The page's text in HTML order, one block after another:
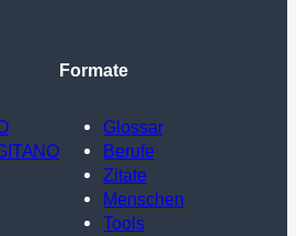
Formate
Glossar
Berufe
Zitate
Menschen
Tools